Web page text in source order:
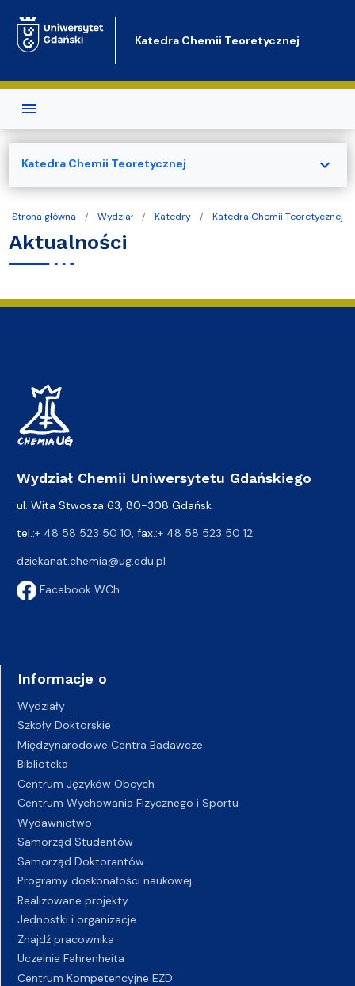
Katedra Chemii Teoretycznej
Strona główna Wydział Katedry Katedra Chemii Teoretycznej
Aktualności
Katedra Chemii Teoretycznej expand_more
Wydział Chemii Uniwersytetu Gdańskiego
ul. Wita Stwosza 63, 80-308 Gdańsk
tel.:+ 48 58 523 50 10 , fax.:+ 48 58 523 50 12
dziekanat.chemia@ug.edu.pl
Facebook WCh
Informacje o
Wydziały
Szkoły Doktorskie
Międzynarodowe Centra Badawcze
Biblioteka
Centrum Języków Obcych
Centrum Wychowania Fizycznego i Sportu
Wydawnictwo
Samorząd Studentów
Samorząd Doktorantów
Programy doskonałości naukowej
Realizowane projekty
Jednostki i organizacje
Znajdź pracownika
Uczelnie Fahrenheita
Centrum Kompetencyjne EZD